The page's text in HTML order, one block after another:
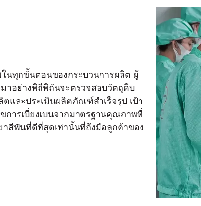
นทุกขั้นตอนของกระบวนการผลิต ผู้
าอย่างพิถีพิถันจะตรวจสอบวัตถุดิบ
ตและประเมินผลิตภัณฑ์สําเร็จรูป เป้า
การเบี่ยงเบนจากมาตรฐานคุณภาพที่
าสีฟันที่ดีที่สุดเท่านั้นที่ถึงมือลูกค้าของ